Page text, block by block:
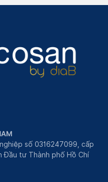
số 0316247099, cấp
Đầu tư Thành phố Hồ Chí